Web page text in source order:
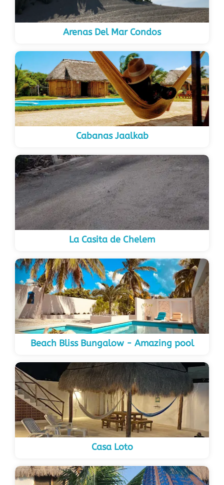
Arenas Del Mar Condos
Cabanas Jaalkab
La Casita de Chelem
Beach Bliss Bungalow - Amazing pool
Casa Loto